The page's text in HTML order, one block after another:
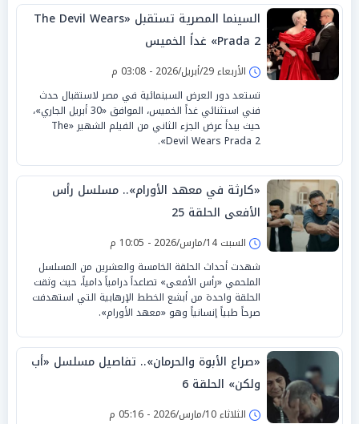
السينما المصرية تستقبل «The Devil Wears
Prada 2» غداً الخميس
الأربعاء 29/أبريل/2026 - 03:08 م
تستعد دور العرض السينمائية في مصر لاستقبال حدث
فني استثنائي غداً الخميس، الموافق «30 أبريل الجاري»،
حيث يبدأ عرض الجزء الثاني من الفيلم الشهير «The
Devil Wears Prada 2».
«كارثة في معهد الأورام».. مسلسل رأس
الأفعى الحلقة 25
السبت 14/مارس/2026 - 10:05 م
شهدت أحداث الحلقة الخامسة والعشرين من المسلسل
الملحمي «رأس الأفعى» تصاعداً درامياً دامياً، حيث وثقت
الحلقة واحدة من أبشع الخطط الإرهابية التي استهدفت
صرحاً طبياً إنسانياً وهو «معهد الأورام».
«صراع الأبوة والحرمان».. تفاصيل مسلسل «أب
ولكن» الحلقة 6
الثلاثاء 10/مارس/2026 - 05:16 م